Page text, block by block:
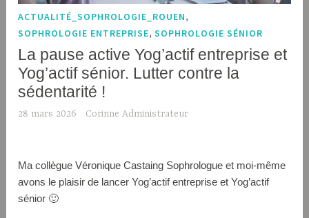
ACTUALITÉ_SOPHROLOGIE_ROUEN,
SOPHROLOGIE ENTREPRISE,SOPHROLOGIE SÉNIOR
La pause active Yog’actif entreprise et
Yog’actif sénior. Lutter contre la
sédentarité !
28 mars 2026 Corinne Administrateur
Ma collègue Véronique Castaing Sophrologue et moi-même
avons le plaisir de lancer Yog’actif entreprise et Yog’actif
sénior 🙂